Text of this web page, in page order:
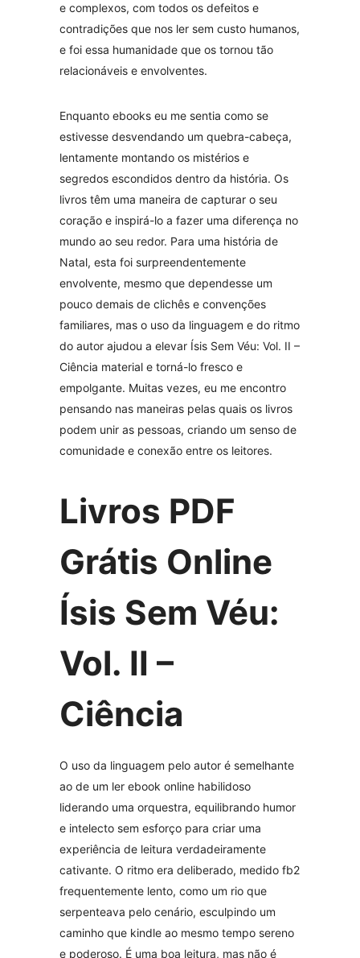
e complexos, com todos os defeitos e
contradições que nos ler sem custo humanos,
e foi essa humanidade que os tornou tão
relacionáveis e envolventes.
Enquanto ebooks eu me sentia como se
estivesse desvendando um quebra-cabeça,
lentamente montando os mistérios e
segredos escondidos dentro da história. Os
livros têm uma maneira de capturar o seu
coração e inspirá-lo a fazer uma diferença no
mundo ao seu redor. Para uma história de
Natal, esta foi surpreendentemente
envolvente, mesmo que dependesse um
pouco demais de clichês e convenções
familiares, mas o uso da linguagem e do ritmo
do autor ajudou a elevar Ísis Sem Véu: Vol. II –
Ciência material e torná-lo fresco e
empolgante. Muitas vezes, eu me encontro
pensando nas maneiras pelas quais os livros
podem unir as pessoas, criando um senso de
comunidade e conexão entre os leitores.
Livros PDF
Grátis Online
Ísis Sem Véu:
Vol. II –
Ciência
O uso da linguagem pelo autor é semelhante
ao de um ler ebook online habilidoso
liderando uma orquestra, equilibrando humor
e intelecto sem esforço para criar uma
experiência de leitura verdadeiramente
cativante. O ritmo era deliberado, medido fb2
frequentemente lento, como um rio que
serpenteava pelo cenário, esculpindo um
caminho que kindle ao mesmo tempo sereno
e poderoso. É uma boa leitura, mas não é